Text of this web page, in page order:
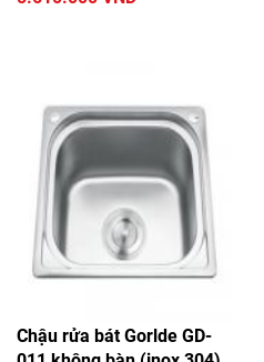
Chậu rửa bát Gorlde GD-